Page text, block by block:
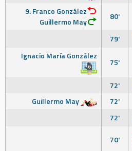
9. Franco González
Guillermo May
80'
79'
Ignacio María González
75'
72'
Guillermo May
72'
72'
70'